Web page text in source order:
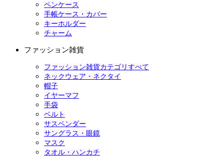
ペンケース
手帳ケース・カバー
キーホルダー
チャーム
ファッション雑貨
ファッション雑貨カテゴリすべて
ネックウェア・ネクタイ
帽子
イヤーマフ
手袋
ベルト
サスペンダー
サングラス・眼鏡
マスク
タオル・ハンカチ